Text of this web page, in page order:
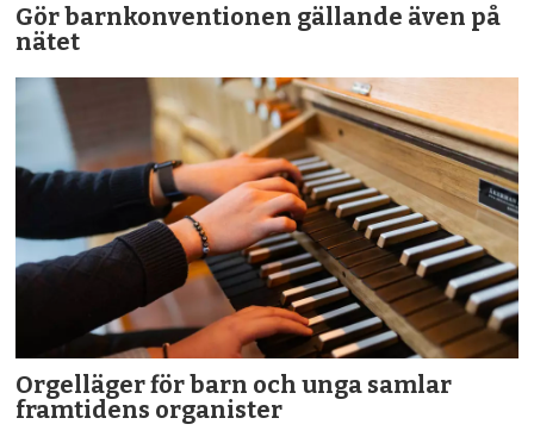
Gör barnkonventionen gällande även på
nätet
Orgelläger för barn och unga samlar
framtidens organister